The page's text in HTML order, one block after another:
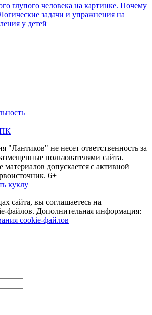
глупого человека на картинке. Почему
задачи и упражнения на
у детей
ПК
"Лантиков" не несет ответственность за
пользователями сайта.
материалов допускается с активной
6+
куклу
сайта, вы соглашаетесь на
файлов. Дополнительная информация:
cookie-файлов